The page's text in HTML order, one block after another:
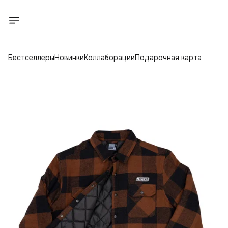
БестселлерыНовинкиКоллаборацииПодарочная карта